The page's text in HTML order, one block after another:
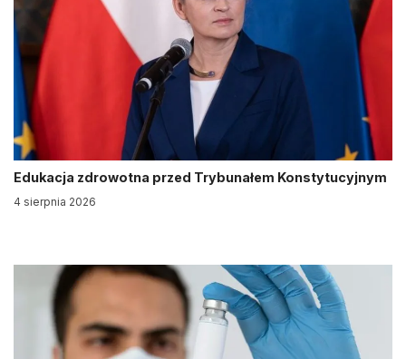
Edukacja zdrowotna przed Trybunałem Konstytucyjnym
4 sierpnia 2026